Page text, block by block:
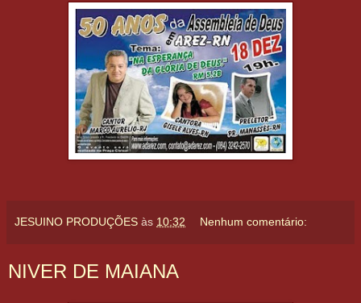
JESUINO PRODUÇÕES às 10:32 Nenhum comentário:
NIVER DE MAIANA